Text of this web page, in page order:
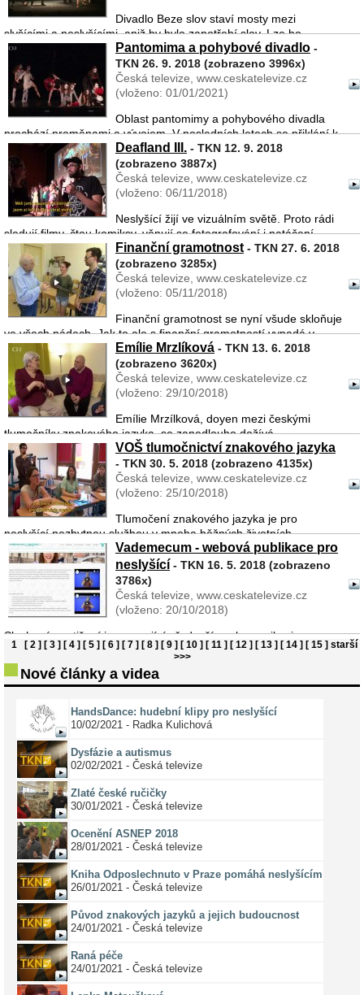
Divadlo Beze slov staví mosty mezi
slyšícími a neslyšícími, aniž by bylo zapotřebí slov. Lze ho
považovat za metodu neformálního vzdělávání. Jeho
prostřednictvím se neslyšící děti učí zvládat životní situace, se
kterými s ...
Pantomima a pohybové divadlo -
TKN 26. 9. 2018 (zobrazeno 3996x)
Česká televize, www.ceskatelevize.cz
(vloženo: 01/01/2021)
Oblast pantomimy a pohybového divadla
prochází proměnami a vývojem. V posledních letech se přiklání k
tanečnímu pojetí divadla, u pantomimy pak tělesnému mimu a
zapojování cirkusových prvků z oblasti klaunství a žonglování.
Tato ...
Deafland III. - TKN 12. 9. 2018
(zobrazeno 3887x)
Česká televize, www.ceskatelevize.cz
(vloženo: 06/11/2018)
Neslyšící žijí ve vizuálním světě. Proto rádi
sledují filmy, čtou komiksy, věnují se fotografování i natáčení
filmů. I z tohoto důvodu si TKN nesmí nechat ujít jednu z
očekávaných akcí letošního roku. Neslyšící herce, ...
Finanční gramotnost - TKN 27. 6. 2018
(zobrazeno 3285x)
Česká televize, www.ceskatelevize.cz
(vloženo: 05/11/2018)
Finanční gramotnost se nyní všude skloňuje
ve všech pádech. Jak to ale s finanční gramotností vypadá v
komunitě sluchově postižených, kde je informovanost přece jen
nižší? Jsou sluchově postižení lidé častými oběťmi vychytr ...
Emílie Mrzlíková - TKN 13. 6. 2018
(zobrazeno 3620x)
Česká televize, www.ceskatelevize.cz
(vloženo: 29/10/2018)
Emílie Mrzílková, doyen mezi českými
tlumočníky znakového jazyka, se zanedlouho dožívá
významného životního jubilea. Jako malé děvčátko začala
tlumočit neslyšícím rodičům už během druhé světové války. A
vzhledem k tomu ...
VOŠ tlumočnictví znakového jazyka
- TKN 30. 5. 2018 (zobrazeno 4135x)
Česká televize, www.ceskatelevize.cz
(vloženo: 25/10/2018)
Tlumočení znakového jazyka je pro
neslyšící nezbytnou službou v mnoha běžných životních
situacích, bez tlumočníka se velmi často neobejdou. V ČR je ale
dlouhodobě tlumočníků nedostatek a neslyšící k této službě
nemají tako ...
Vademecum - webová publikace pro
neslyšící - TKN 16. 5. 2018 (zobrazeno
3786x)
Česká televize, www.ceskatelevize.cz
(vloženo: 20/10/2018)
Sluchové postižení je omezující především v komunikaci s
většinovou společností. Aby neslyšící správně porozuměli
odborným pojmům například v úředních jednáních či
zdravotnických zařízeních, nestačí mnohdy jen inform ...
1 [ 2 ] [ 3 ] [ 4 ] [ 5 ] [ 6 ] [ 7 ] [ 8 ] [ 9 ] [ 10 ] [ 11 ] [ 12 ] [ 13 ] [ 14 ] [ 15 ] starší
>>>
Nové články a videa
HandsDance: hudební klipy pro neslyšící
10/02/2021 - Radka Kulichová
Dysfázie a autismus
02/02/2021 - Česká televize
Zlaté české ručičky
30/01/2021 - Česká televize
Ocenění ASNEP 2018
28/01/2021 - Česká televize
Kniha Odposlechnuto v Praze pomáhá neslyšícím
26/01/2021 - Česká televize
Původ znakových jazyků a jejich budoucnost
24/01/2021 - Česká televize
Raná péče
24/01/2021 - Česká televize